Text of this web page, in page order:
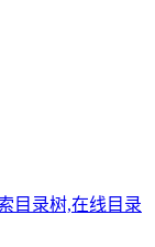
目录树,在线目录